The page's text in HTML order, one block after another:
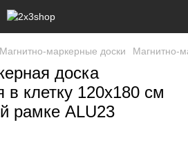
Магнитно-маркерные доски Магнитно-
доска
в клетку 120x180 см
рамке ALU23